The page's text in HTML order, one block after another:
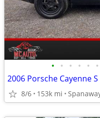
• • • • • •
2006 Porsche Cayenne S
8/6 153k mi